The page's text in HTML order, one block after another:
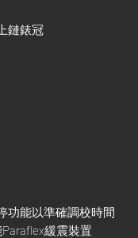
鏈錶冠
功能以準確調校時間
緩震裝置